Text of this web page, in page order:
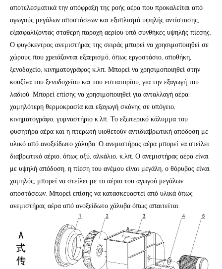
αποτελεσματικά την απόφραξη της ροής αέρα που προκαλείται από
αγωγούς μεγάλων αποστάσεων και εξοπλισμό υψηλής αντίστασης,
εξασφαλίζοντας σταθερή παροχή αερίου υπό συνθήκες υψηλής πίεσης.
Ο φυγόκεντρος ανεμιστήρας της σειράς μπορεί να χρησιμοποιηθεί σε
χώρους που χρειάζονται εξαερισμό, όπως εργοστάσιο, αποθήκη,
ξενοδοχείο, κινηματογράφος κ.λπ. Μπορεί να χρησιμοποιηθεί στην
κουζίνα του ξενοδοχείου και του εστιατορίου, για την εξαγωγή του
λαδιού. Μπορεί επίσης να χρησιμοποιηθεί για ανταλλαγή αέρα,
χαμηλότερη θερμοκρασία και εξαγωγή σκόνης σε υπόγειο,
κινηματογράφο, γυμναστήριο κ.λπ. Το εξωτερικό κάλυμμα του
φυσητήρα αέρα και η πτερωτή υιοθετούν αντιδιαβρωτική απόδοση με
υλικό από ανοξείδωτο χάλυβα. Ο ανεμιστήρας αέρα μπορεί να στείλει
διαβρωτικό αέριο, όπως οξύ, αλκάλιο, κ.λπ. Ο ανεμιστήρας αέρα είναι
με υψηλή απόδοση, η πίεση του ανέμου είναι μεγάλη, ο θόρυβος είναι
χαμηλός, μπορεί να στείλει με το αέριο του αγωγού μεγάλων
αποστάσεων. Μπορεί επίσης να κατασκευαστεί από υλικά όπως
ανεμιστήρας αέρα από ανοξείδωτο χάλυβα όπως απαιτείται.